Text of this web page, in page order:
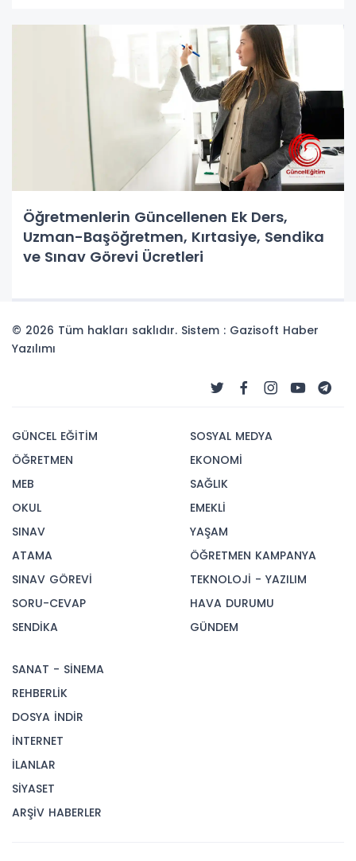
Öğretmenlerin Güncellenen Ek Ders,
Uzman-Başöğretmen, Kırtasiye, Sendika
ve Sınav Görevi Ücretleri
© 2026 Tüm hakları saklıdır. Sistem : Gazisoft Haber
Yazılımı
GÜNCEL EĞİTİM
ÖĞRETMEN
MEB
OKUL
SINAV
ATAMA
SINAV GÖREVİ
SORU-CEVAP
SENDİKA
SOSYAL MEDYA
EKONOMİ
SAĞLIK
EMEKLİ
YAŞAM
ÖĞRETMEN KAMPANYA
TEKNOLOJİ - YAZILIM
HAVA DURUMU
GÜNDEM
SANAT - SİNEMA
REHBERLİK
DOSYA İNDİR
İNTERNET
İLANLAR
SİYASET
ARŞİV HABERLER